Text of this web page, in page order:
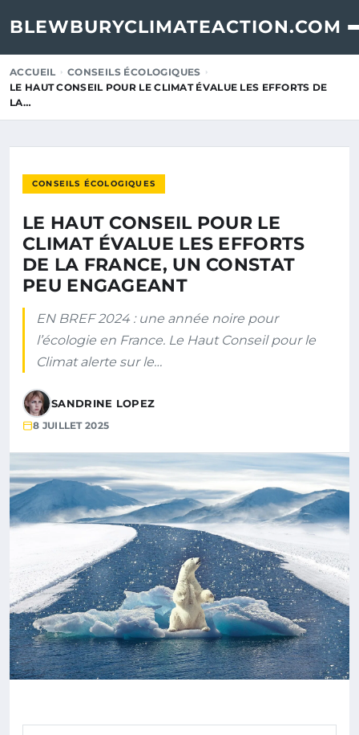
BLEWBURYCLIMATEACTION.COM
ACCUEIL
CONSEILS ÉCOLOGIQUES
LE HAUT CONSEIL POUR LE CLIMAT ÉVALUE LES EFFORTS DE
LA…
CONSEILS ÉCOLOGIQUES
LE HAUT CONSEIL POUR LE
CLIMAT ÉVALUE LES EFFORTS
DE LA FRANCE, UN CONSTAT
PEU ENGAGEANT
EN BREF 2024 : une année noire pour
l’écologie en France. Le Haut Conseil pour le
Climat alerte sur le…
SANDRINE LOPEZ
8 JUILLET 2025